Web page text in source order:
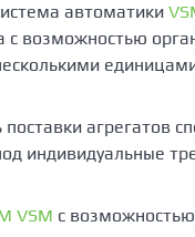
автоматики
с возможностью
агрегатов
индивидуальные
VSM c